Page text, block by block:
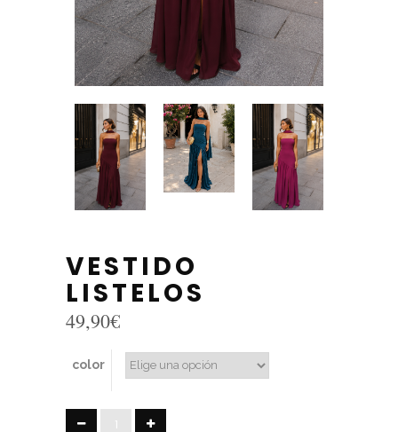
VESTIDO
LISTELOS
49,90€
color
VESTIDO